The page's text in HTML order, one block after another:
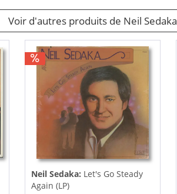
Voir d'autres produits de Neil Sedaka
Neil Sedaka: Let's Go Steady
Again (LP)